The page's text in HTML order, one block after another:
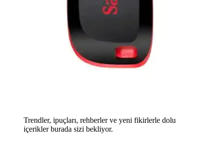
Trendler, ipuçları, rehberler ve yeni fikirlerle dolu
içerikler burada sizi bekliyor.